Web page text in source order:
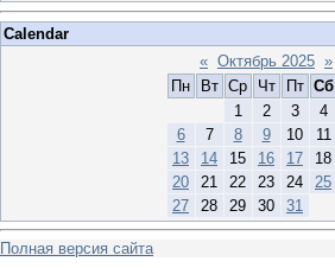
Calendar
« Октябрь 2025 »
Пн
Вт Ср Чт Пт Сб
1
2 3 4
6
7 8 9 10 11
13
14 15 16 17 18
20
21 22 23 24 25
27
28 29 30 31
Полная версия сайта